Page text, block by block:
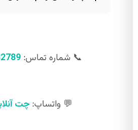
📞 شماره تماس:
💬 واتساپ:چت